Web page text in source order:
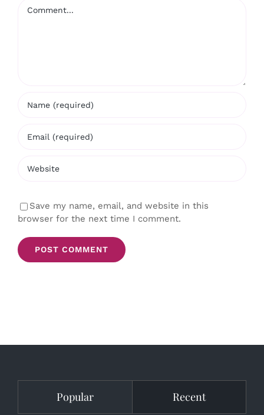
Save my name, email, and website in this
browser for the next time I comment.
Popular Recent